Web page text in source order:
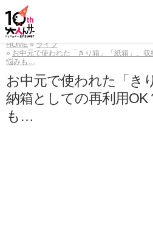
HOME
ライフ
お中元で使われた「きり箱」「紙箱」、
悩みも…
お中元で使われた「き
納箱としての再利用
も…